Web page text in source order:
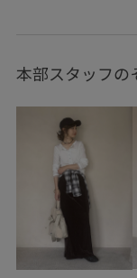
アクセント イ
オフィスカジュアル
オールインワン
コットン
シワになりにくい
スエード
本部スタッフの